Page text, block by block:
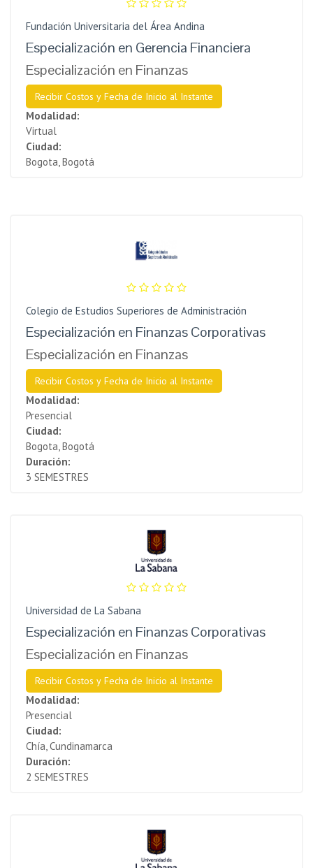
Fundación Universitaria del Área Andina
Especialización en Gerencia Financiera
Especialización en Finanzas
Recibir Costos y Fecha de Inicio al Instante
Modalidad:
Virtual
Ciudad:
Bogota, Bogotá
Colegio de Estudios Superiores de Administración
Especialización en Finanzas Corporativas
Especialización en Finanzas
Recibir Costos y Fecha de Inicio al Instante
Modalidad:
Presencial
Ciudad:
Bogota, Bogotá
Duración:
3 SEMESTRES
Universidad de La Sabana
Especialización en Finanzas Corporativas
Especialización en Finanzas
Recibir Costos y Fecha de Inicio al Instante
Modalidad:
Presencial
Ciudad:
Chía, Cundinamarca
Duración:
2 SEMESTRES